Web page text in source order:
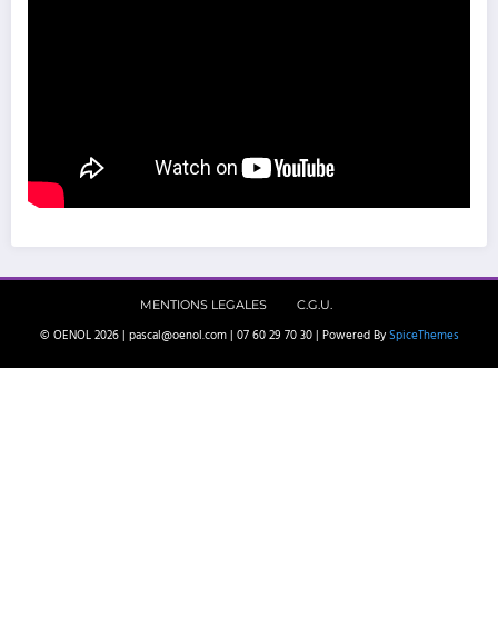
MENTIONS LEGALES C.G.U.
© OENOL 2026 | pascal@oenol.com | 07 60 29 70 30 | Powered By SpiceThemes